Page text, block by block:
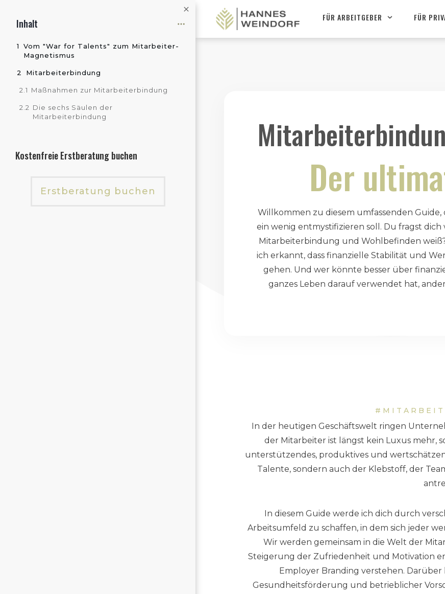
FÜR ARBEITGEBER FÜR
Der
Willkommen zu diesem umfassenden
ein wenig entmystifizieren soll. Du fragst
Mitarbeiterbindung und Wohlbefinden
ich erkannt, dass finanzielle Stabilität und
gehen. Und wer könnte besser über
ganzes Leben darauf verwendet hat,
In der heutigen Geschäftswelt ringen
der Mitarbeiter ist längst kein Luxus mehr,
unterstützendes, produktives und
Talente, sondern auch der Klebstoff, der
In diesem Guide werde ich dich durch
Arbeitsumfeld zu schaffen, in dem sich jeder
Wir werden gemeinsam in die Welt der
Steigerung der Zufriedenheit und Motivation
Employer Branding verstehen.
Gesundheitsförderung und betrieblicher
Inhalt
1
Vom "War for Talents" zum Mitarbeiter-
Magnetismus
2 Mitarbeiterbindung
2.1 Maßnahmen zur Mitarbeiterbindung
2.2 Die sechs Säulen der
Mitarbeiterbindung
Kostenfreie Erstberatung buchen
Erstberatung buchen